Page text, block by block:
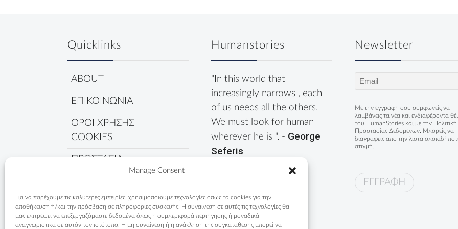
Manage Consent
Για να παρέχουμε τις καλύτερες εμπειρίες, χρησιμοποιούμε τεχνολογίες όπως τα cookies για την
αποθήκευση ή/και την πρόσβαση σε πληροφορίες συσκευής. Η συναίνεση σε αυτές τις τεχνολογίες θα
μας επιτρέψει να επεξεργαζόμαστε δεδομένα όπως η συμπεριφορά περιήγησης ή μοναδικά
αναγνωριστικά σε αυτόν τον ιστότοπο. Η μη συναίνεση ή η ανάκληση της συγκατάθεσης μπορεί να
Quicklinks
ABOUT
ΕΠΙΚΟΙΝΩΝΙΑ
ΟΡΟΙ ΧΡΗΣΗΣ –
COOKIES
ΠΡΟΣΤΑΣΙΑ
ΔΕΔΟΜΕΝΩΝ
ΠΟΛΙΤΙΚΗ COOKIES
Humanstories
"In this world that
increasingly narrows , each
of us needs all the others.
We must look for human
wherever he is ". - George
Seferis
Newsletter
Email
Με την εγγραφή σου συμφωνείς να
λαμβάνεις τα νέα και ενδιαφέροντα
του HumanStories και με την
Πολιτική
Προστασίας Δεδομένων. Μπορείς να
διαγραφείς από την λίστα
στιγμή.